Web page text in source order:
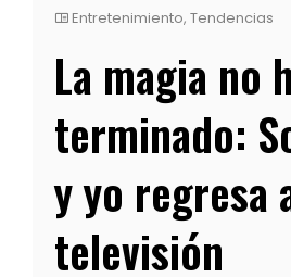
Entretenimiento, Tendencias
La magia no
terminado:
y yo regresa
televisión